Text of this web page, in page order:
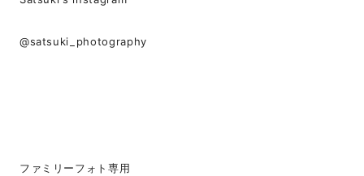
@satsuki_photography
ファミリーフォト専用